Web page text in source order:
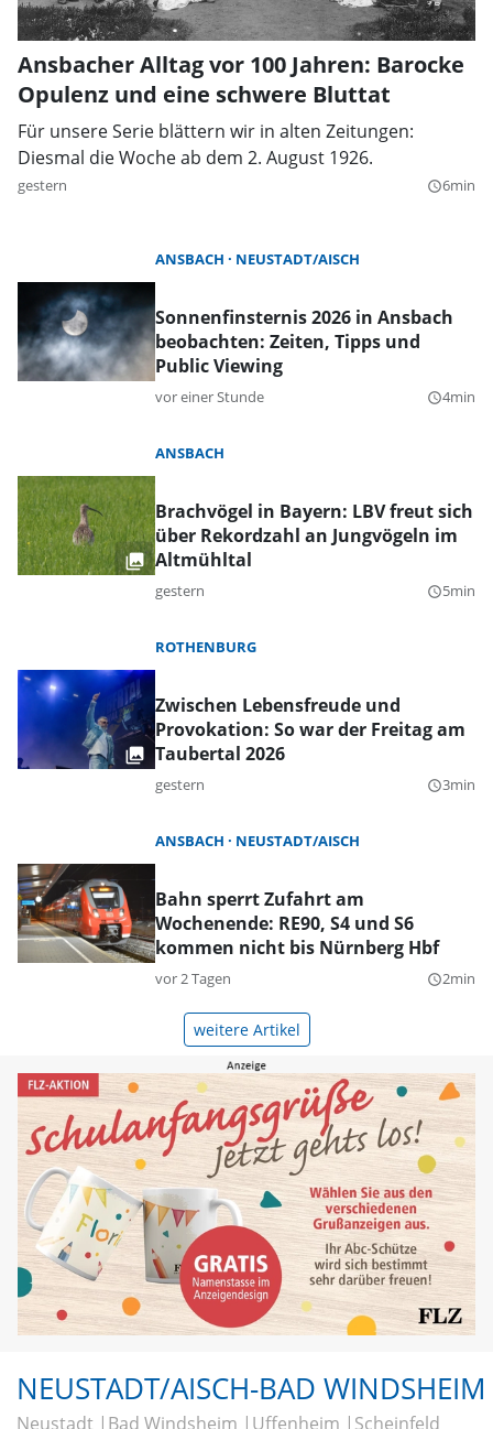
Ansbacher Alltag vor 100 Jahren: Barocke
Opulenz und eine schwere Bluttat
Für unsere Serie blättern wir in alten Zeitungen:
Diesmal die Woche ab dem 2. August 1926.
gestern query_builder6min
ANSBACH NEUSTADT/AISCH
Sonnenfinsternis 2026 in Ansbach
beobachten: Zeiten, Tipps und
Public Viewing
vor einer Stunde query_builder4min
ANSBACH
Brachvögel in Bayern: LBV freut sich
über Rekordzahl an Jungvögeln im
Altmühltal
gestern query_builder5min
ROTHENBURG
Zwischen Lebensfreude und
Provokation: So war der Freitag am
Taubertal 2026
gestern query_builder3min
ANSBACH NEUSTADT/AISCH
Bahn sperrt Zufahrt am
Wochenende: RE90, S4 und S6
kommen nicht bis Nürnberg Hbf
vor 2 Tagen query_builder2min
weitere Artikel
NEUSTADT/AISCH-BAD WINDSHEIM
Neustadt Bad Windsheim Uffenheim Scheinfeld